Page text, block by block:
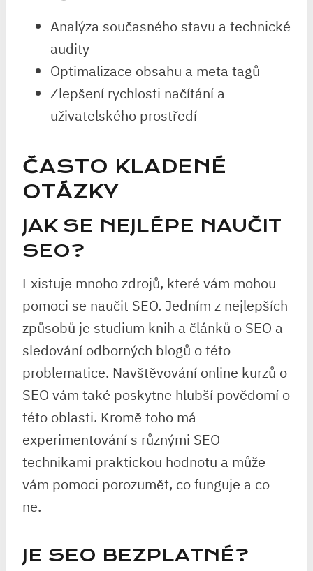
Analýza současného stavu a technické
audity
Optimalizace obsahu a meta tagů
Zlepšení rychlosti načítání a
uživatelského prostředí
ČASTO KLADENÉ
OTÁZKY
JAK SE NEJLÉPE NAUČIT
SEO?
Existuje mnoho zdrojů, které vám mohou
pomoci se naučit SEO. Jedním z nejlepších
způsobů je studium knih a článků o SEO a
sledování odborných blogů o této
problematice. Navštěvování online kurzů o
SEO vám také poskytne hlubší povědomí o
této oblasti. Kromě toho má
experimentování s různými SEO
technikami praktickou hodnotu a může
vám pomoci porozumět, co funguje a co
ne.
JE SEO BEZPLATNÉ?